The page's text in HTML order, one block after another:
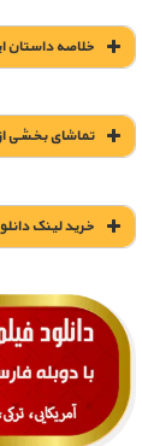
خلاصه
تماشای بخشی
خريد لينک